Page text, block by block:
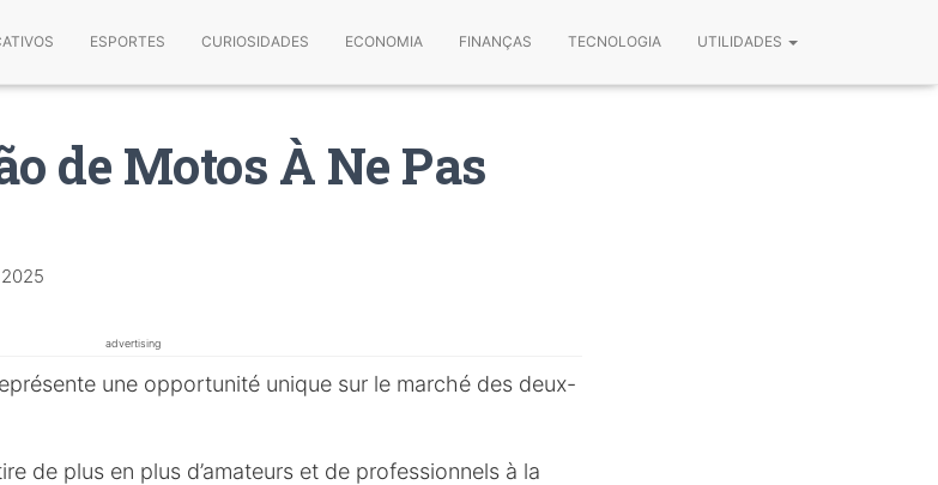
ESPORTES CURIOSIDADES ECONOMIA FINANÇAS TECNOLOGIA UTILIDADES
de Motos À Ne Pas
advertising
une opportunité unique sur le marché des deux-
de plus en plus d’amateurs et de professionnels à la